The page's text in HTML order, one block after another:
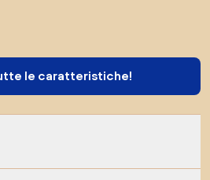
le caratteristiche!